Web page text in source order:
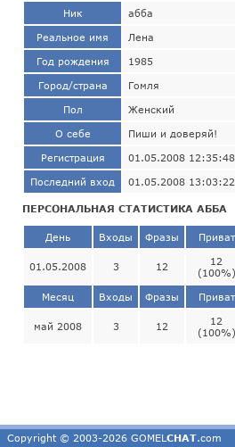
Ник абба
Реальное имя Лена
Год рождения 1985
Город/страна Гомля
Пол Женский
О себе Пиши и доверяй!
Регистрация 01.05.2008
Последний вход 01.05.2008
ПЕРСОНАЛЬНАЯ СТАТИСТИКА АББА
День Входы Фразы Приват
01.05.2008 3 12
12
(100%)
Месяц Входы Фразы Приват
май 2008 3 12
12
(100%)
Copyright © 2003-2026 GOMEL CHAT.com